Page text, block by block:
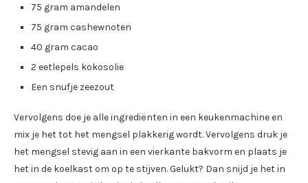
75 gram amandelen
75 gram cashewnoten
40 gram cacao
2 eetlepels kokosolie
Een snufje zeezout
Vervolgens doe je alle ingrediënten in een keukenmachine en
mix je het tot het mengsel plakkerig wordt. Vervolgens druk je
het mengsel stevig aan in een vierkante bakvorm en plaats je
het in de koelkast om op te stijven. Gelukt? Dan snijd je het in